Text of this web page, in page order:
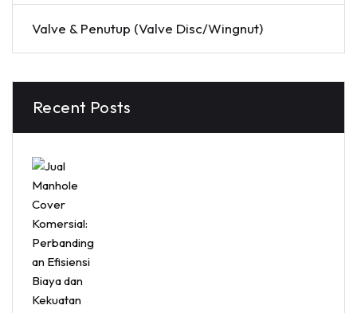
Valve & Penutup (Valve Disc/Wingnut)
Recent Posts